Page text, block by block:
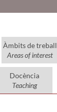
Àmbits de treball
Areas of interest
Docència
Teaching